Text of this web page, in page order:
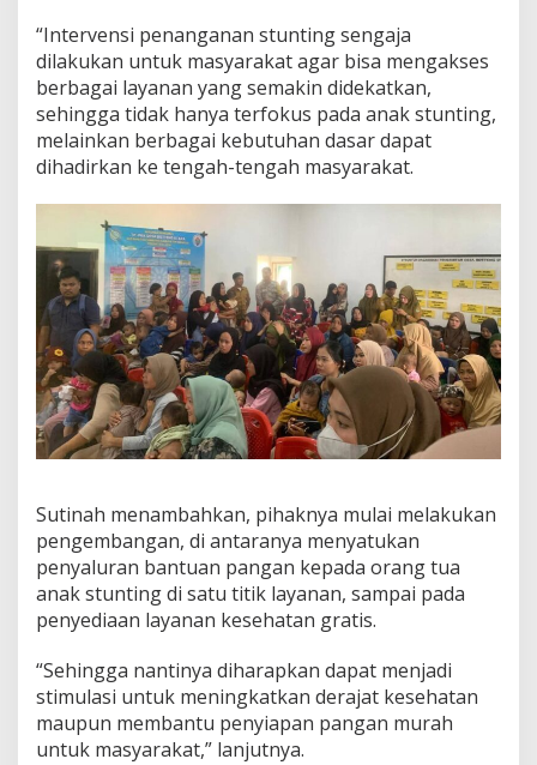
n
K
B
B
e
r
g
e
r
K
u
n
j
u
n
g
a
n
a
n
g
T
u
a
s
u
h
“Intervensi penanganan stunting sengaja
dilakukan untuk masyarakat agar bisa mengakses
berbagai layanan yang semakin didekatkan,
sehingga tidak hanya terfokus pada anak stunting,
melainkan berbagai kebutuhan dasar dapat
dihadirkan ke tengah-tengah masyarakat.
Sutinah menambahkan, pihaknya mulai melakukan
pengembangan, di antaranya menyatukan
penyaluran bantuan pangan kepada orang tua
anak stunting di satu titik layanan, sampai pada
penyediaan layanan kesehatan gratis.
“Sehingga nantinya diharapkan dapat menjadi
stimulasi untuk meningkatkan derajat kesehatan
maupun membantu penyiapan pangan murah
untuk masyarakat,” lanjutnya.